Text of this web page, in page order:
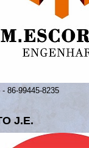
- 86-99445-8235
J.E.